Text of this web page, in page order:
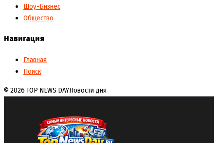
Шоу-Бизнес
Общество
Навигация
Главная
Поиск
© 2026 TOP NEWS DAYНовости дня